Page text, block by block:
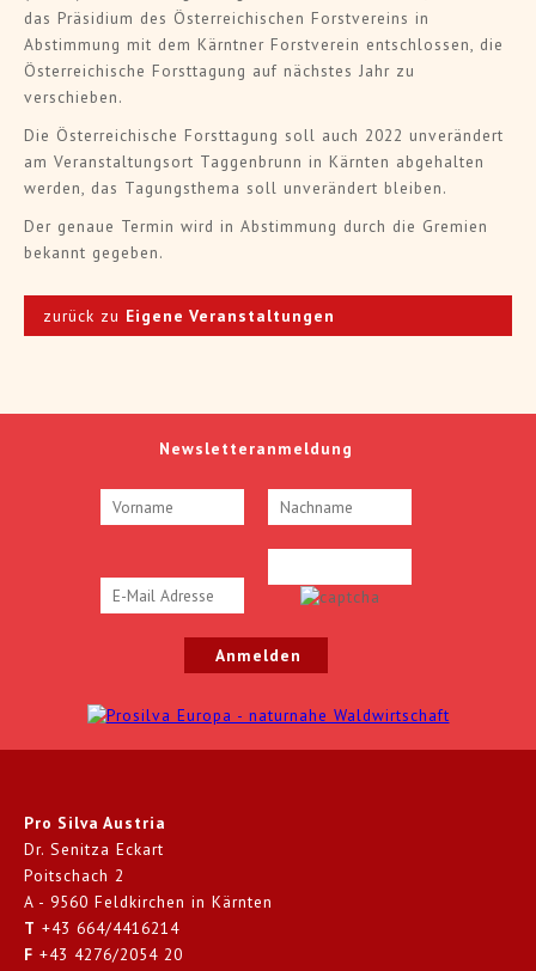
das Präsidium des Österreichischen Forstvereins in
Abstimmung mit dem Kärntner Forstverein entschlossen, die
Österreichische Forsttagung auf nächstes Jahr zu
verschieben.
Die Österreichische Forsttagung soll auch 2022 unverändert
am Veranstaltungsort Taggenbrunn in Kärnten abgehalten
werden, das Tagungsthema soll unverändert bleiben.
Der genaue Termin wird in Abstimmung durch die Gremien
bekannt gegeben.
zurück zu Eigene Veranstaltungen
Newsletteranmeldung
Pro Silva Austria
Dr. Senitza Eckart
Poitschach 2
A - 9560 Feldkirchen in Kärnten
T +43 664/4416214
F +43 4276/2054 20